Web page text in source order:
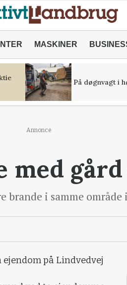
MASKINER
På døgnvagt i
Annonce
med
brande i samme
på Lindvedvej